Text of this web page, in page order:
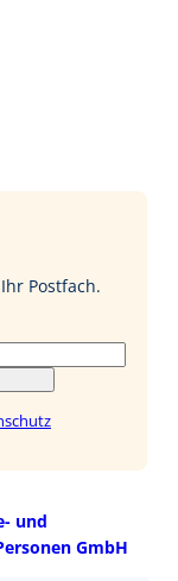
Postfach.
und
GmbH